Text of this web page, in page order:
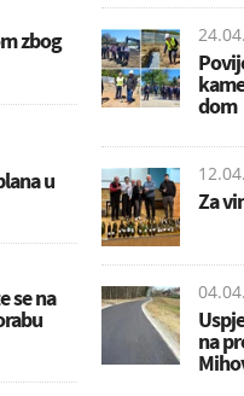
zbog
u
se na
dom
Za
na